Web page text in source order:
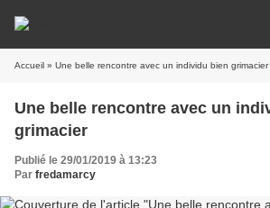
Accueil » Une belle rencontre avec un individu bien grimacier
Une belle rencontre avec un
grimacier
Publié le 29/01/2019 à 13:23
Par fredamarcy